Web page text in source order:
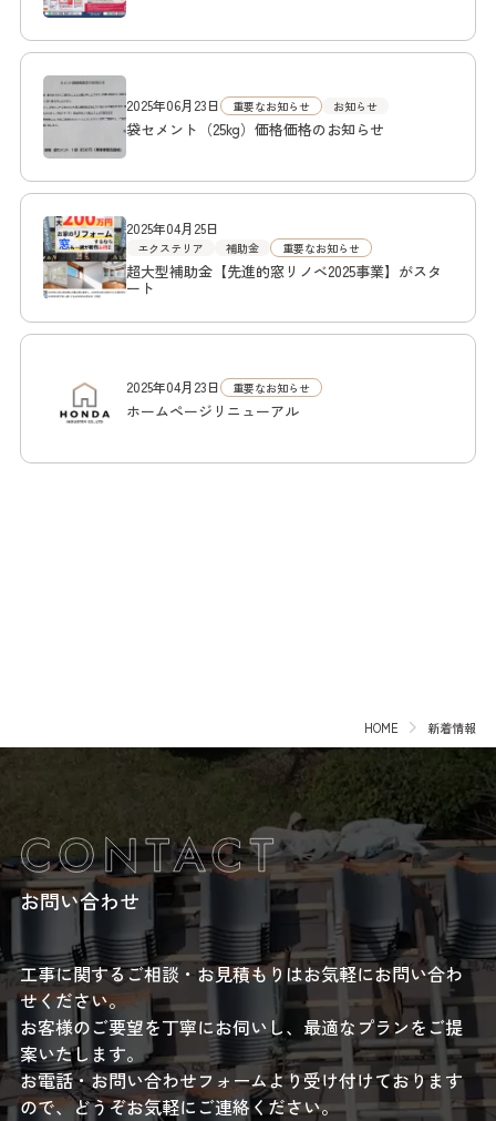
サービス
屋根工事（瓦工事）
外構工事（駐車場工事）
リフォーム・リノベーション
公共工事
雨樋い工事
不動産仲介
施工事例
2025年06月23日 重要なお知らせ お知らせ
袋セメント（25kg）価格価格のお知らせ
2025年04月25日
エクステリア 補助金 重要なお知らせ
超大型補助金【先進的窓リノベ2025事業】がスタ
ート
2025年04月23日 重要なお知らせ
ホームページリニューアル
HOME 新着情報
お問い合わせ
工事に関するご相談・お見積もりはお気軽にお問い合わ
せください。
お客様のご要望を丁寧にお伺いし、最適なプランをご提
案いたします。
お電話・お問い合わせフォームより受け付けております
ので、どうぞお気軽にご連絡ください。